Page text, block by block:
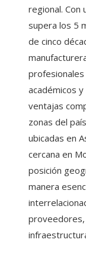
regional. Con
supera los 5
de cinco
académicos
ventajas
zonas del
ubicadas en
cercana en
posición
manera
proveedores,